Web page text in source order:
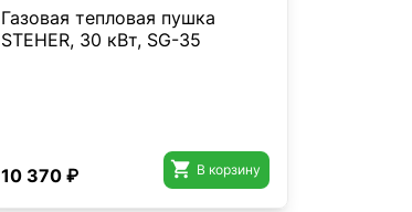
Газовая тепловая пушка
STEHER, 30 кВт, SG-35
10 370 ₽  В корзину